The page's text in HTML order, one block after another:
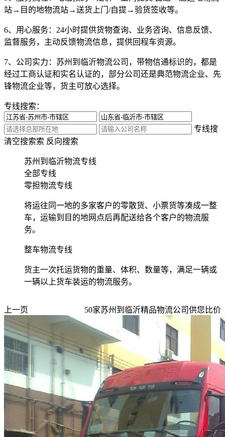
站→目的地物流站→送货上门/自提→验货签收等。
6、用心服务： 24小时提供货物查询、业务咨询、信息反馈、
监督服务，主动反馈物流信息，提供回程车资源。
7、公司实力： 苏州到临沂物流公司，带物信通标识的，都是
经过工商认证和实名认证的，部分公司还是典范物流企业、先
锋物流企业等，货主可放心选择。
专线搜索：
专线搜
索 反向搜索
清空搜索
苏州到临沂物流专线
全部专线
零担物流专线
将运往同一地的多家客户的零散货、小票货等凑成一整
车，运输到目的地网点后再配送给各个客户的物流服
务。
整车物流专线
货主一次托运货物的重量、体积、数量等，满足一辆或
一辆以上货车装运的物流服务。
50家苏州到临沂精品物流公司供您比价
上一页